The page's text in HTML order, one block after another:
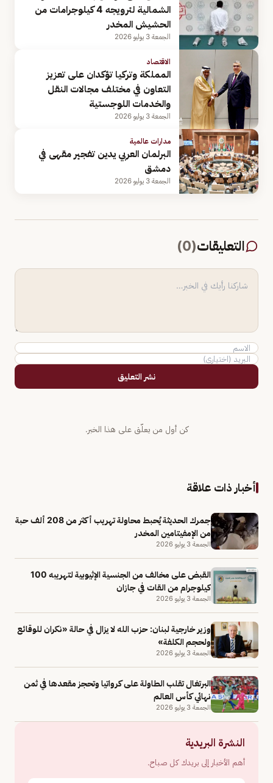
الشمالية لترويجه 4 كيلوجرامات من
الحشيش المخدر
الجمعة 3 يوليو 2026
الاقتصاد
المملكة وتركيا تؤكدان على تعزيز
التعاون في مختلف مجالات النقل
والخدمات اللوجستية
الجمعة 3 يوليو 2026
مدارات عالمية
البرلمان العربي يدين تفجير مقهى في
دمشق
الجمعة 3 يوليو 2026
التعليقات(
0
)
نشر التعليق
كن أول من يعلّق على هذا الخبر.
أخبار ذات علاقة
جمرك الحديثة يُحبط محاولة تهريب أكثر من 208 ألف حبة
من الإمفيتامين المخدر
الجمعة 3 يوليو 2026
القبض على مخالف من الجنسية الإثيوبية لتهريبه 100
كيلوجرام من القات في جازان
الجمعة 3 يوليو 2026
وزير خارجية لبنان: حزب الله لا يزال في حالة «نكران للوقائع
ولحجم الكلفة»
الجمعة 3 يوليو 2026
البرتغال تقلب الطاولة على كرواتيا وتحجز مقعدها في ثمن
نهائي كأس العالم
الجمعة 3 يوليو 2026
النشرة البريدية
أهم الأخبار إلى بريدك كل صباح.